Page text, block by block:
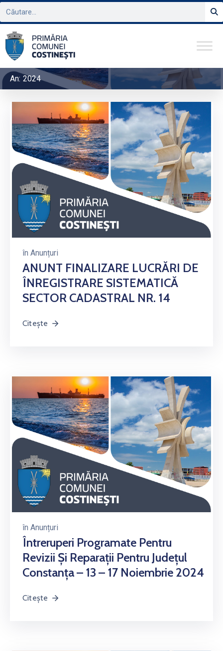
An: 2024
în Anunțuri
ANUNT FINALIZARE LUCRĂRI DE
ÎNREGISTRARE SISTEMATICĂ
SECTOR CADASTRAL NR. 14
Citește
în Anunțuri
Întreruperi Programate Pentru
Revizii Și Reparații Pentru Județul
Constanța – 13 – 17 Noiembrie 2024
Citește